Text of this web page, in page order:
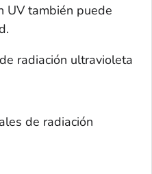
UV también puede
radiación ultravioleta
de radiación